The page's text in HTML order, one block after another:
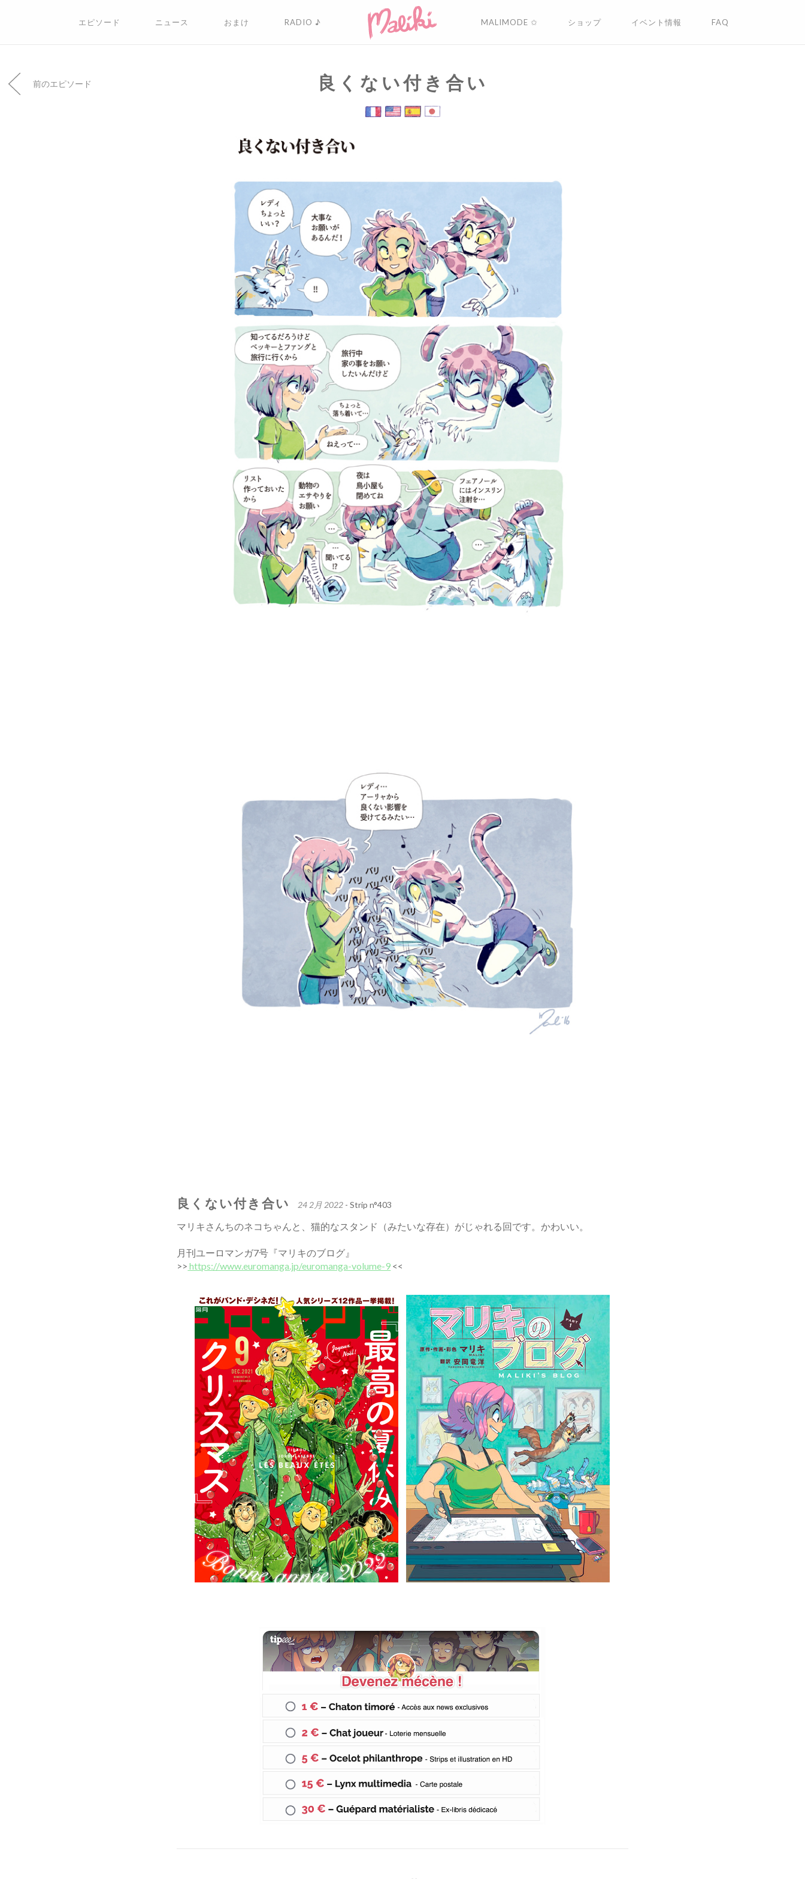
エピソード ニュース おまけ RADIO ♪ MALIMODE ✩ ショップ イベント情報 FAQ
前のエピソード 良くない付き合い
良くない付き合い 24 2月 2022 - Strip n°403
マリキさんちのネコちゃんと、猫的なスタンド（みたいな存在）がじゃれる回です。かわいい。
月刊ユーロマンガ7号『マリキのブログ』
>> https://www.euromanga.jp/euromanga-volume-9 <<